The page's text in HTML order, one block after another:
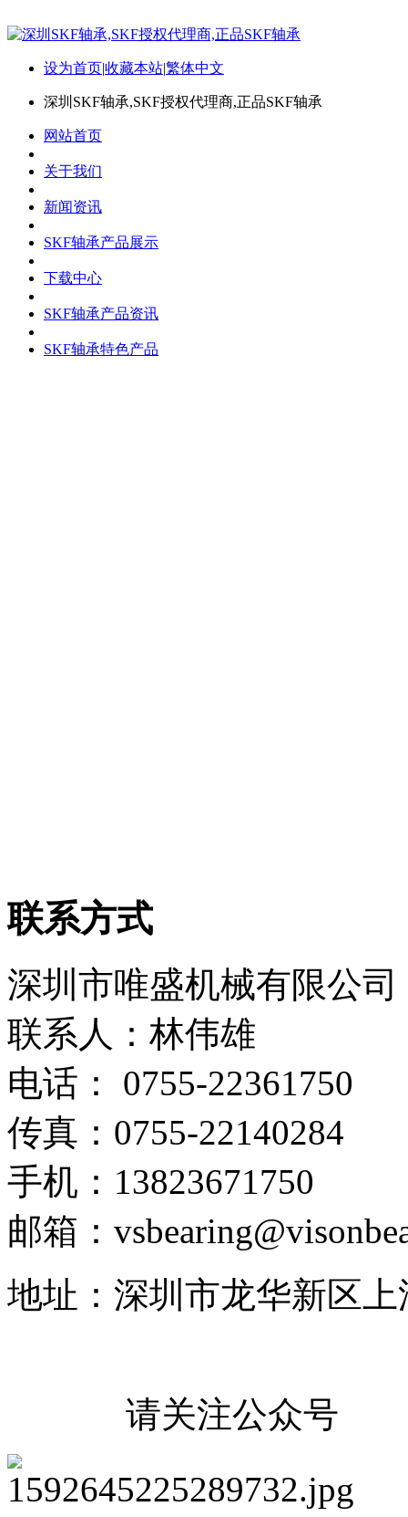
设为首页|收藏本站|繁体中文
深圳SKF轴承,SKF授权代理商,正品SKF轴承
网站首页
关于我们
新闻资讯
SKF轴承产品展示
下载中心
SKF轴承产品资讯
SKF轴承特色产品
联系方式
深圳市唯盛机械有限公司
联系人：林伟雄
电话： 0755-22361750
传真：0755-22140284
手机：13823671750
邮箱：
地址：深圳市龙华新区
请关注公众号